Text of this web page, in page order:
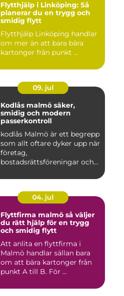
Flytthjälp i Linköping: Så
planerar du en trygg och
smidig flytt
Flytthjälp Linköping handlar
om mer än att bara bära
kartonger från punkt ...
09. jul
Kodlås malmö säker,
smidig och modern
passerkontroll
kodlås Malmö är ett begrepp
som allt oftare dyker upp när
företag,
bostadsrättsföreningar och
04. jul
Flyttfirma malmö så väljer
du rätt hjälp för en trygg
och smidig flytt
Att anlita en flyttfirma i
Malmö handlar sällan bara
om att bära kartonger från
punkt A till B. För ...